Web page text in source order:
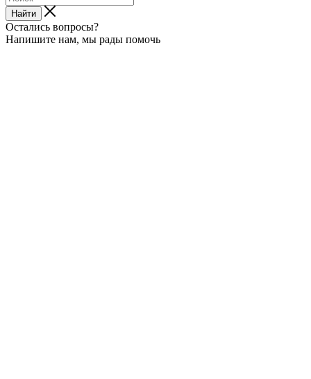
Найти
Остались вопросы?
Напишите нам, мы рады помочь